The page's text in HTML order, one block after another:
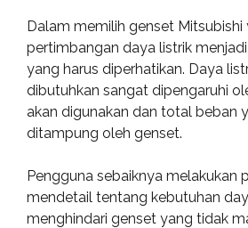
Dalam memilih genset Mitsubishi
pertimbangan daya listrik
yang harus diperhatikan. Daya
dibutuhkan sangat dipengaruhi
akan digunakan dan total beban
ditampung oleh genset.
Pengguna sebaiknya melakukan
mendetail tentang kebutuhan
menghindari genset yang tidak